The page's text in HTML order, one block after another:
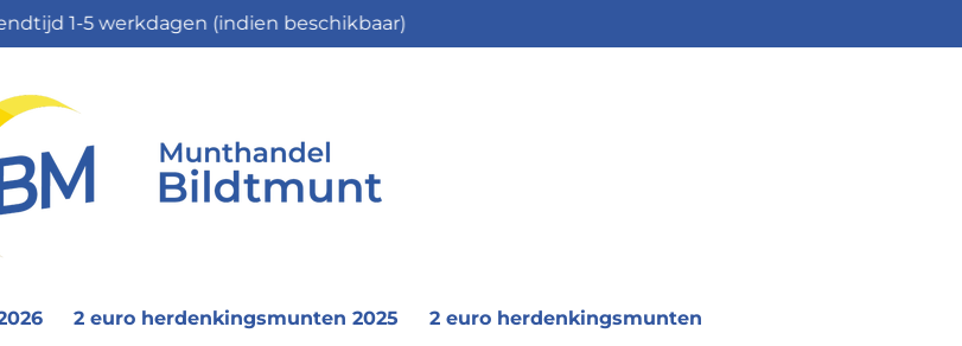
1-5 werkdagen (indien beschikbaar)
2 euro herdenkingsmunten 2025
2 euro herdenkingsmunten